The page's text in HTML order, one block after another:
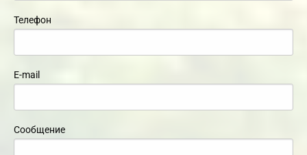
Телефон
E-mail
Сообщение